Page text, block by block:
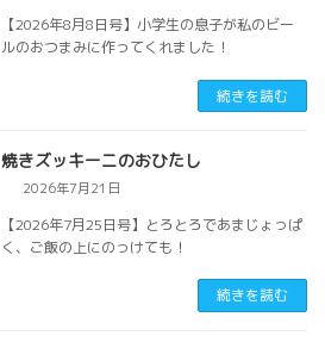
【2026年8月8日号】小学生の息子が私のビー
ルのおつまみに作ってくれました！
続きを読む
焼きズッキーニのおひたし
2026年7月21日
【2026年7月25日号】とろとろであまじょっぱ
く、ご飯の上にのっけても！
続きを読む